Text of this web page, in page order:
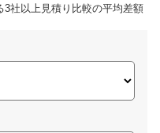
社以上見積り比較の平均差額